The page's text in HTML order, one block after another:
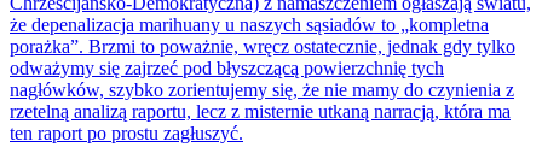
że depenalizacja marihuany u naszych sąsiadów to „kompletna
porażka”. Brzmi to poważnie, wręcz ostatecznie, jednak gdy tylko
odważymy się zajrzeć pod błyszczącą powierzchnię tych
nagłówków, szybko zorientujemy się, że nie mamy do czynienia z
rzetelną analizą raportu, lecz z misternie utkaną narracją, która ma
ten raport po prostu zagłuszyć.